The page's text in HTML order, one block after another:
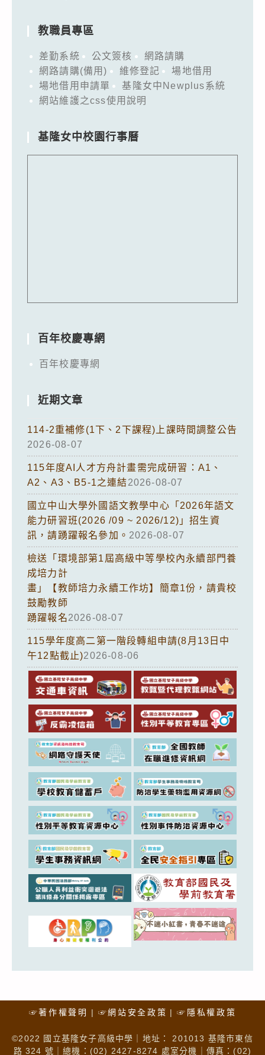
教職員專區
差勤系統 公文簽核
網路請購
網路請購(備用)
維修登記
場地借用
場地借用申請單
基隆女中Newplus系統
網站維護之css使用說明
基隆女中校園行事曆
百年校慶專網
百年校慶專網
近期文章
114-2重補修(1下、2下課程)上課時間調整公告
2026-08-07
115年度AI人才方舟計畫需完成研習：A1、
A2、A3、B5-1之連結2026-08-07
國立中山大學外國語文教學中心「2026年語文
能力研習班(2026 /09 ~ 2026/12)」招生資
訊，請踴躍報名參加。 2026-08-07
檢送「環境部第1屆高級中等學校內永續部門養
成培力計
畫」【教師培力永續工作坊】簡章1份，請貴校
鼓勵教師
踴躍報名2026-08-07
115學年度高二第一階段轉組申請(8月13日中
午12點截止)2026-08-06
☞著作權聲明 ☞網站安全政策 ☞隱私權政策
©2022 國立基隆女子高級中學｜地址： 201013 基隆市東信
路 324 號｜總機：(02) 2427-8274 處室分機｜傳真：(02)